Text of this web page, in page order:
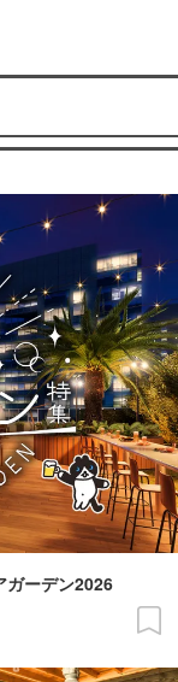
ガーデン2026